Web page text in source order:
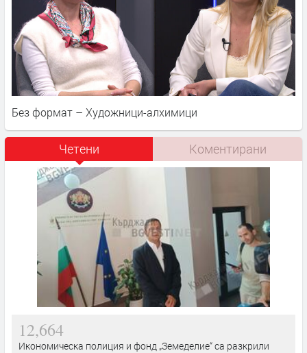
Без формат – Художници-алхимици
Четени Коментирани
12,664
Икономическа полиция и фонд „Земеделие“ са разкрили